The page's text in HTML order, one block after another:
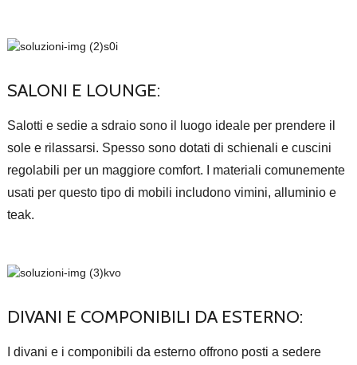
SALONI E LOUNGE:
Salotti e sedie a sdraio sono il luogo ideale per prendere il
sole e rilassarsi. Spesso sono dotati di schienali e cuscini
regolabili per un maggiore comfort. I materiali comunemente
usati per questo tipo di mobili includono vimini, alluminio e
teak.
DIVANI E COMPONIBILI DA ESTERNO:
I divani e i componibili da esterno offrono posti a sedere